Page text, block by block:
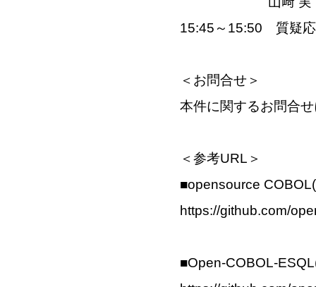
15:45～15:50 質疑
＜お問合せ＞
本件に関するお問合
＜参考URL＞
■opensource
https://github.com/
■Open-COBOL-